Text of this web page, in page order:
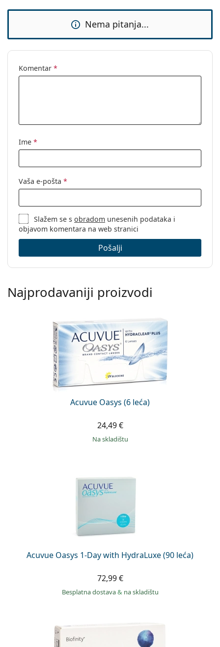
Nema pitanja...
Komentar *
Ime *
Vaša e-pošta *
Slažem se sobradom unesenih podataka i
objavom komentara na web stranici
Pošalji
Najprodavaniji proizvodi
Acuvue Oasys (6 leća)
24,49 €
na skladištu
Acuvue Oasys 1-Day with HydraLuxe (90 leća)
72,99 €
Besplatna dostava& na skladištu